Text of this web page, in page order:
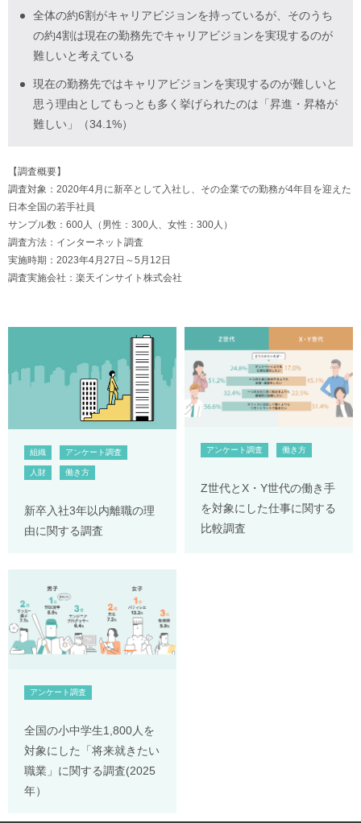
全体の約6割がキャリアビジョンを持っているが、そのうち
の約4割は現在の勤務先でキャリアビジョンを実現するのが
難しいと考えている
現在の勤務先ではキャリアビジョンを実現するのが難しいと
思う理由としてもっとも多く挙げられたのは「昇進・昇格が
難しい」（34.1%）
【調査概要】
調査対象：2020年4月に新卒として入社し、その企業での勤務が4年目を迎えた
日本全国の若手社員
サンプル数：600人（男性：300人、女性：300人）
調査方法：インターネット調査
実施時期：2023年4月27日～5月12日
調査実施会社：楽天インサイト株式会社
組織 アンケート調査
人財 働き方
新卒入社3年以内離職の理
由に関する調査
アンケート調査 働き方
Z世代とX・Y世代の働き手
を対象にした仕事に関する
比較調査
アンケート調査
全国の小中学生1,800人を
対象にした「将来就きたい
職業」に関する調査(2025
年）